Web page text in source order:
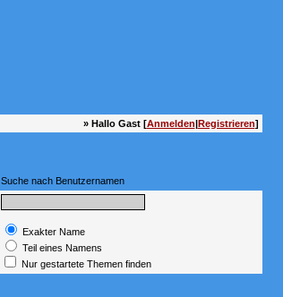
» Hallo Gast [Anmelden|Registrieren]
Suche nach Benutzernamen
Exakter Name
Teil eines Namens
Nur gestartete Themen finden